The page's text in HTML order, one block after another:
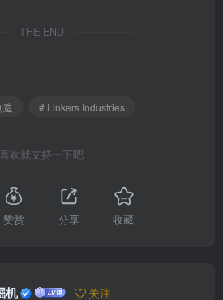
THE END
造 # Linkers Industries
喜欢就支持一下吧
赞赏 分享 收藏
机 关注